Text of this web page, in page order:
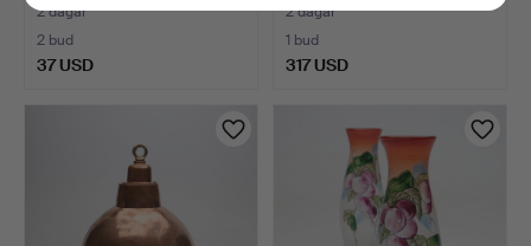
2 dagar
2 bud
37 USD
2 dagar
1 bud
317 USD